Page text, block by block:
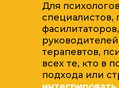
Для
специалистов,
фасилитаторов,
терапевтов,
всех те, кто в
подхода или